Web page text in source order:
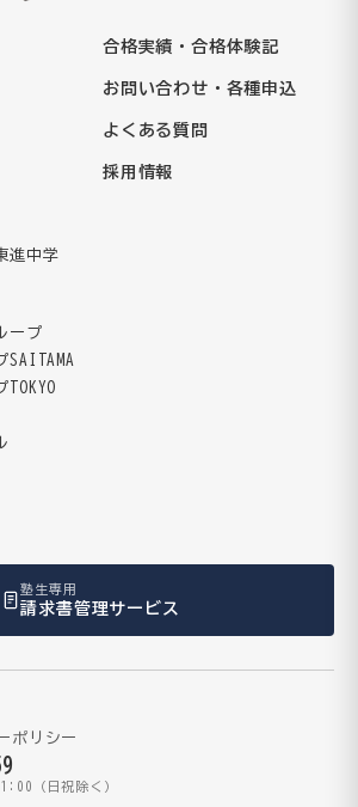
合格実績・合格体験記
お問い合わせ・各種申込
よくある質問
採用情報
進中学
ープ
塾生専用
請求書管理サービス
ポリシー
（日祝除く）